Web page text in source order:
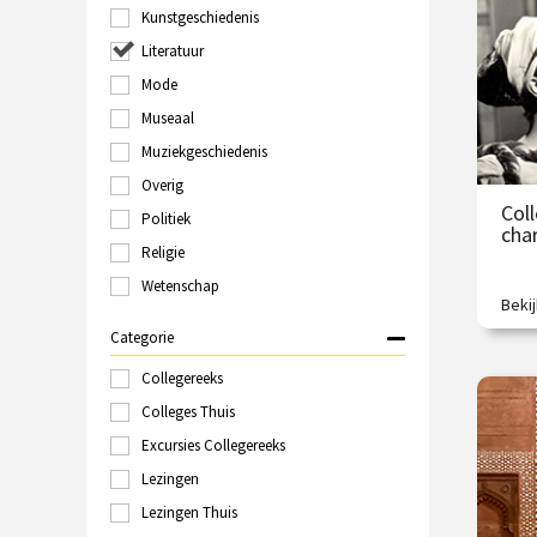
Groningen
Haarlem
Kampen
Kopenhagen
Leeuwarden
Leiden
Londen
Online
Polen
Rotterdam
Schiedam
Sittard
Tallinn
Kunstgeschiedenis
Literatuur
Mode
Museaal
Muziekgeschiedenis
Overig
Politiek
Religie
Wetenschap
Categorie
Collegereeks
Colleges Thuis
Excursies Collegereeks
Lezingen
Lezingen Thuis
Een